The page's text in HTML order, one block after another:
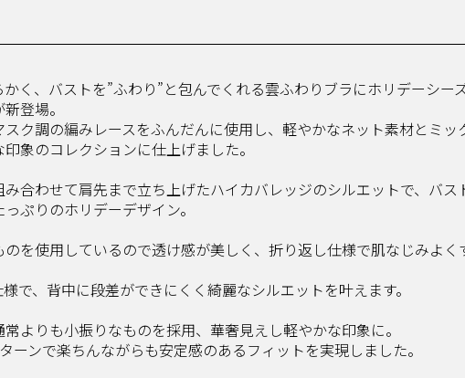
く、バストを”ふわり”と包んでくれる雲ふわりブラにホリデーシー
登場。
ク調の編みレースをふんだんに使用し、軽やかなネット素材とミッ
象のコレクションに仕上げました。
合わせて肩先まで立ち上げたハイカバレッジのシルエットで、バス
ぷりのホリデーデザイン。
を使用しているので透け感が美しく、折り返し仕様で肌なじみよく
で、背中に段差ができにくく綺麗なシルエットを叶えます。
よりも小振りなものを採用、華奢見えし軽やかな印象に。
ーンで楽ちんながらも安定感のあるフィットを実現しました。